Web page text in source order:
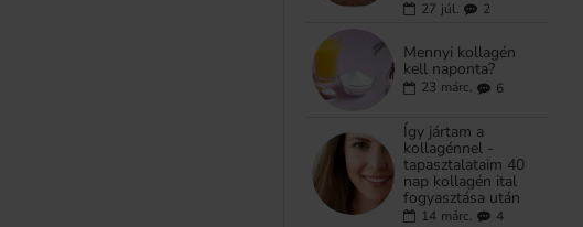
27 júl. 2
Mennyi kollagén
kell naponta?
23 márc. 6
Így jártam a
kollagénnel -
tapasztalataim 40
nap kollagén ital
fogyasztása után
14 márc. 4